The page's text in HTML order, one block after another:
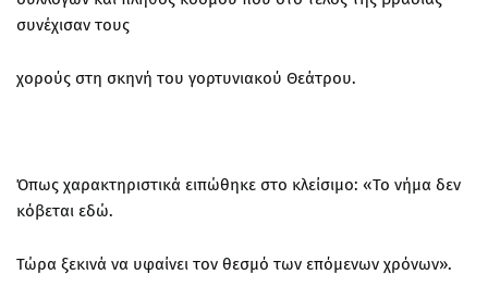
συνέχισαν τους
χορούς στη σκηνή του γορτυνιακού Θεάτρου.
Όπως χαρακτηριστικά ειπώθηκε στο κλείσιμο: «Το νήμα δεν
κόβεται εδώ.
Τώρα ξεκινά να υφαίνει τον θεσμό των επόμενων χρόνων».